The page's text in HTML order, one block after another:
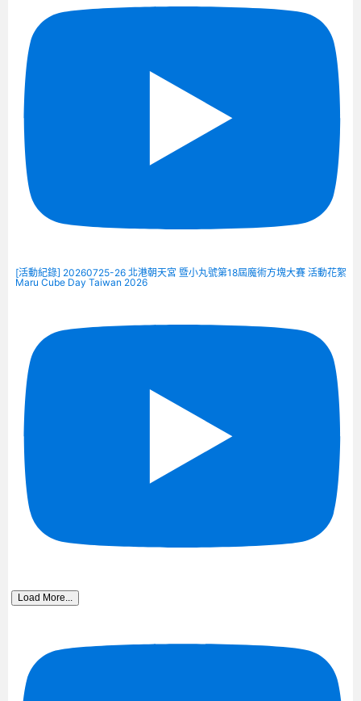
[活動紀錄] 20260725-26 北港朝天宮 暨小丸號第18屆魔術方塊大賽 活動花絮
Maru Cube Day Taiwan 2026
Load More...